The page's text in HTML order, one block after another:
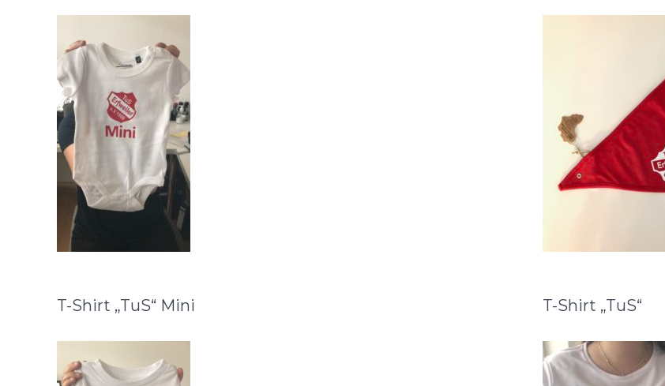
T-Shirt „TuS“ Mini T-Shirt „TuS“